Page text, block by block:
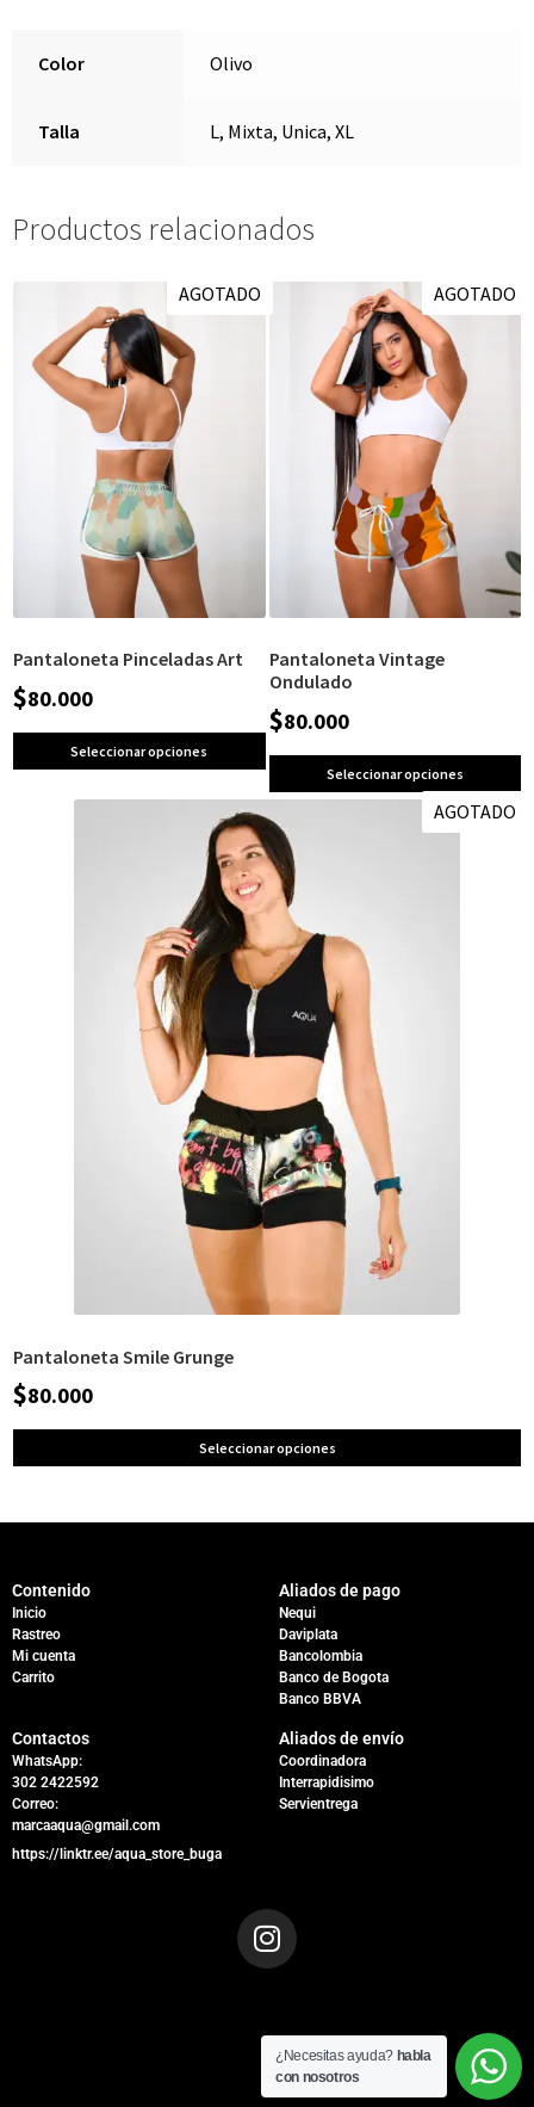
Color Olivo
Talla L, Mixta, Unica, XL
Productos relacionados
AGOTADO
Pantaloneta Pinceladas Art
$80.000
Seleccionar opciones
AGOTADO
Pantaloneta Vintage
Ondulado
$80.000
Seleccionar opciones
AGOTADO
Pantaloneta Smile Grunge
$80.000
Seleccionar opciones
Contenido
Inicio
Rastreo
Mi cuenta
Carrito
Aliados de pago
Nequi
Daviplata
Bancolombia
Banco de Bogota
Banco BBVA
Contactos
WhatsApp:
302 2422592
Correo:
marcaaqua@gmail.com
https://linktr.ee/aqua_store_buga
Aliados de envío
Coordinadora
Interrapidisimo
Servientrega
¿Necesitas ayuda? habla
con nosotros